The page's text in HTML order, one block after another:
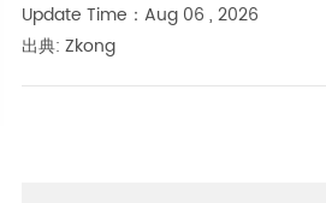
Update Time：Aug 06 , 2026
出典: Zkong